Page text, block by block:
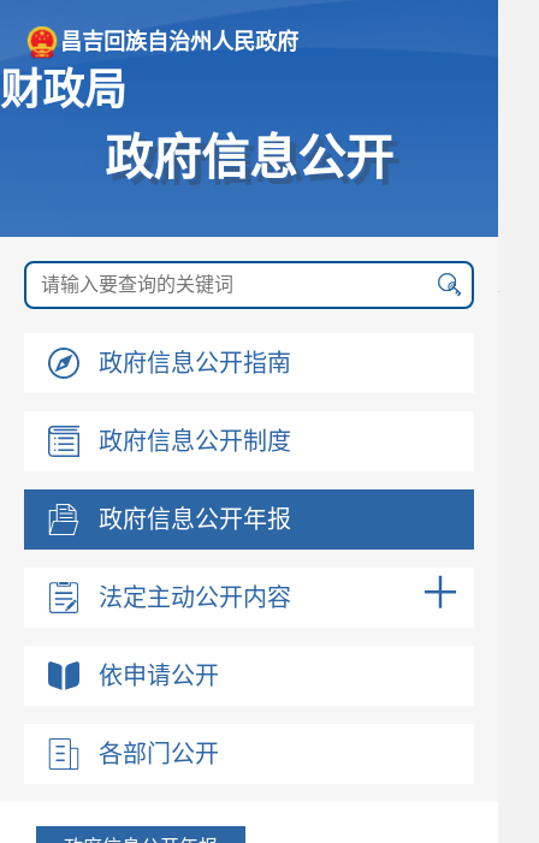
昌吉回族自治州人民政府
财政局
政府信息公开
政府信息公开指南
政府信息公开制度
政府信息公开年报
法定主动公开内容
依申请公开
各部门公开